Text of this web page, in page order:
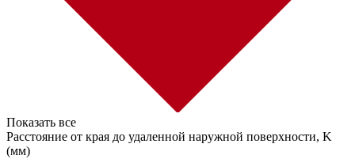
Показать все
Расстояние от края до удаленной наружной поверхности, K
(мм)